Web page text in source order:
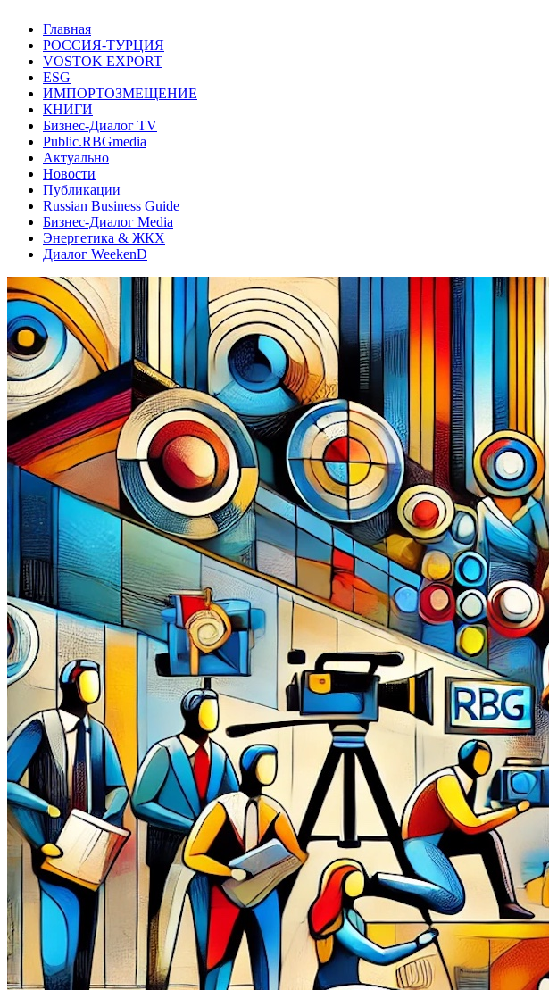
Главная
РОССИЯ-ТУРЦИЯ
VOSTOK EXPORT
ESG
ИМПОРТОЗМЕЩЕНИЕ
КНИГИ
Бизнес-Диалог TV
Public.RBGmedia
Актуально
Новости
Публикации
Russian Business Guide
Бизнес-Диалог Media
Энергетика & ЖКХ
Диалог WeekenD